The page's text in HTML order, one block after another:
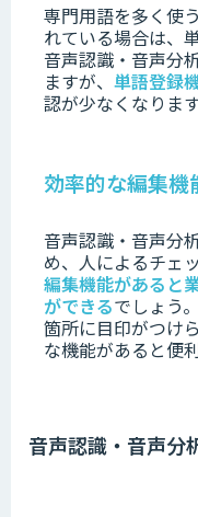
専門用語を多く使
れている場合は、
音声認識・音声分
ますが、 単語登録
認が少なくなります
効率的な編集機
音声認識・音声分
め、人によるチェ
編集機能があると
ができるでしょう。
箇所に目印がつけ
な機能があると便利
音声認識・音声分